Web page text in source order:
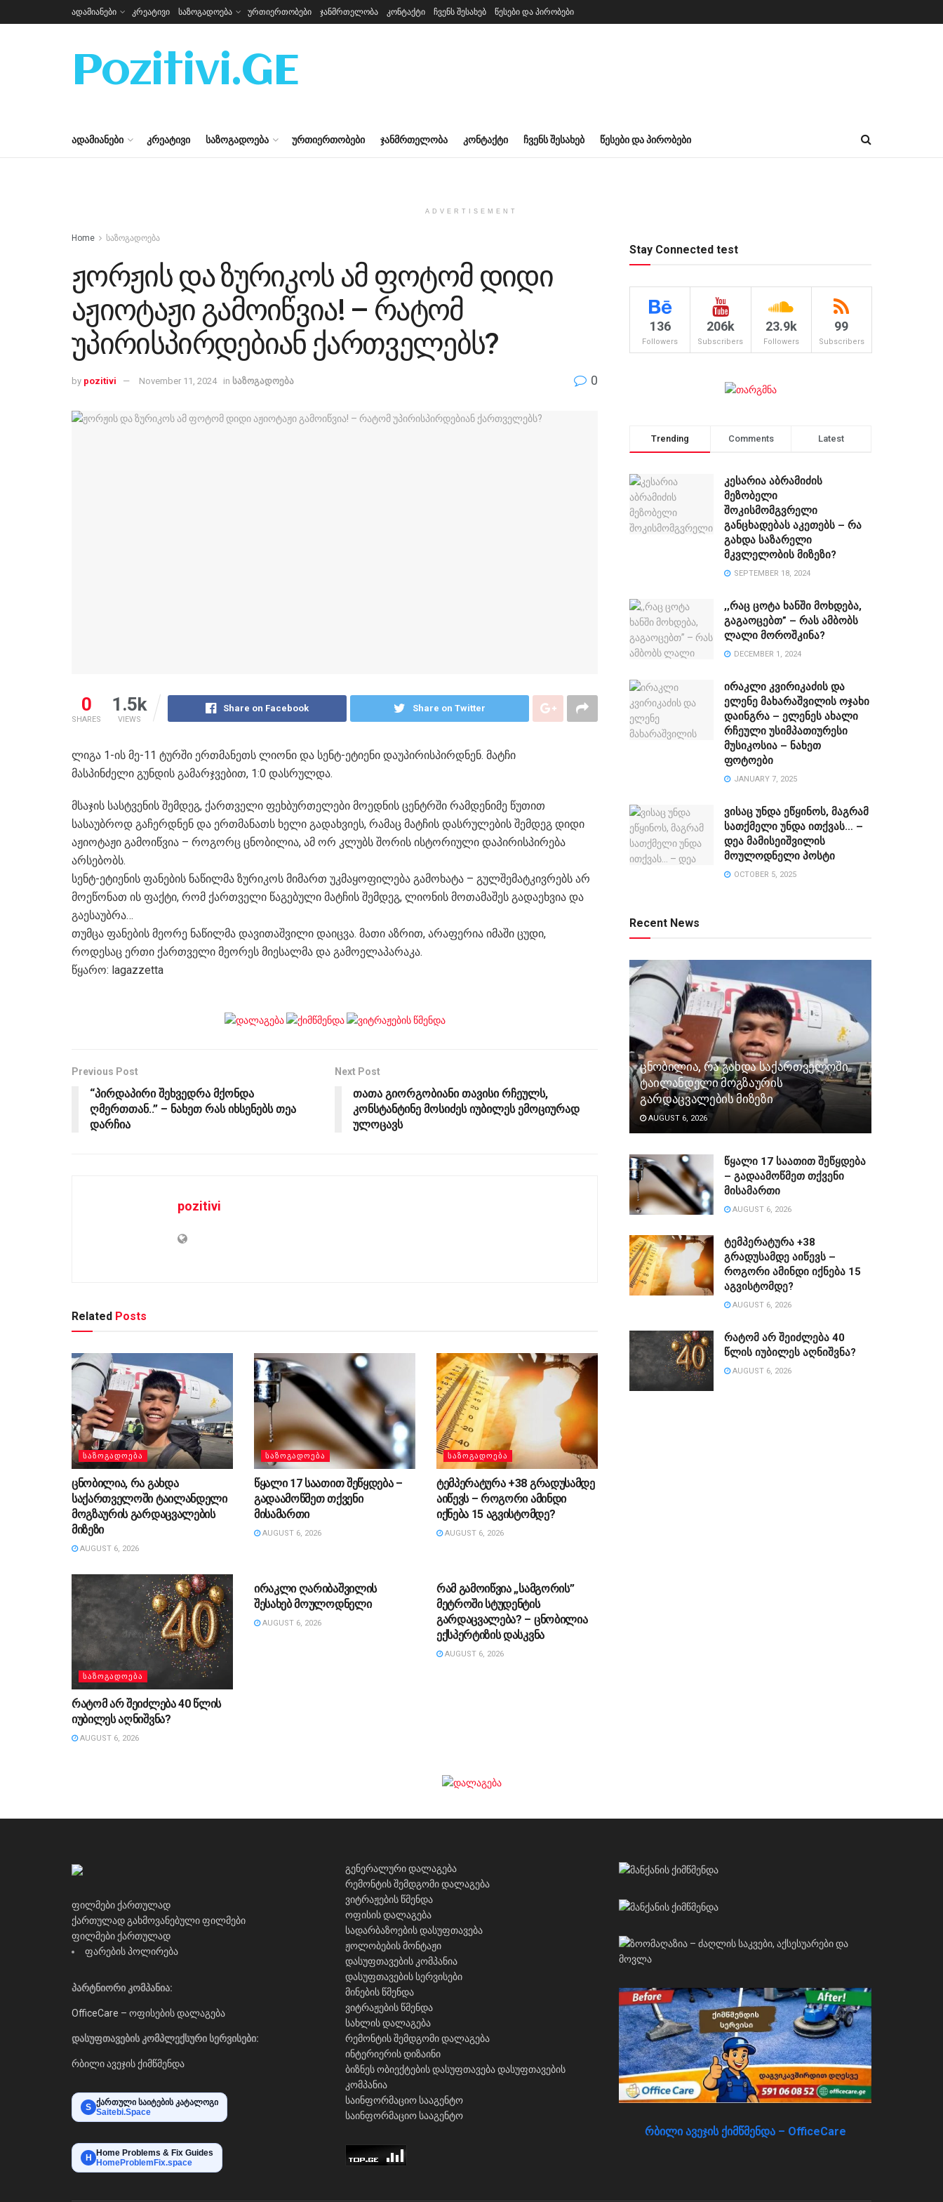
ადამიანები კრეატივი საზოგადოება ურთიერთობები ჯანმრთელობა კონტაქტი ჩვენს შესახებ წესები და პირობები
Pozitivi.GE
ᲐᲓᲐᲛᲘᲐᲜᲔᲑᲘ ᲙᲠᲔᲐᲢᲘᲕᲘ ᲡᲐᲖᲝᲒᲐᲓᲝᲔᲑᲐ ᲣᲠᲗᲘᲔᲠᲗᲝᲑᲔᲑᲘ ᲯᲐᲜᲛᲠᲗᲔᲚᲝᲑᲐ ᲙᲝᲜᲢᲐᲥᲢᲘ ᲩᲕᲔᲜᲡ ᲨᲔᲡᲐᲮᲔᲑ ᲬᲔᲡᲔᲑᲘ ᲓᲐ ᲞᲘᲠᲝᲑᲔᲑᲘ
ADVERTISEMENT
Home საზოგადოება
ჟორჟის და ზურიკოს ამ ფოტომ დიდი
აჟიოტაჟი გამოიწვია! – რატომ
უპირისპირდებიან ქართველებს?
by pozitivi November 11, 2024 in საზოგადოება 0
0
SHARES
1.5k
VIEWS
Share on Facebook Share on Twitter
ლიგა 1-ის მე-11 ტურში ერთმანეთს ლიონი და სენტ-ეტიენი დაუპირისპირდნენ. მატჩი
მასპინძელი გუნდის გამარჯვებით, 1:0 დასრულდა.
მსაჯის სასტვენის შემდეგ, ქართველი ფეხბურთელები მოედნის ცენტრში რამდენიმე წუთით
სასაუბროდ გაჩერდნენ და ერთმანათს ხელი გადახვიეს, რამაც მატჩის დასრულების შემდეგ დიდი
აჟიოტაჟი გამოიწვია – როგორც ცნობილია, ამ ორ კლუბს შორის ისტორიული დაპირისპირება
არსებობს.
სენტ-ეტიენის ფანების ნაწილმა ზურიკოს მიმართ უკმაყოფილება გამოხატა – გულშემატკივრებს არ
მოეწონათ ის ფაქტი, რომ ქართველი წაგებული მატჩის შემდეგ, ლიონის მოთამაშეს გადაეხვია და
გაესაუბრა…
თუმცა ფანების მეორე ნაწილმა დავითაშვილი დაიცვა. მათი აზრით, არაფერია იმაში ცუდი,
როდესაც ერთი ქართველი მეორეს მიესალმა და გამოელაპარაკა.
წყარო: lagazzetta
Previous Post
“პირდაპირი შეხვედრა მქონდა
ღმერთთან..” – ნახეთ რას იხსენებს თეა
დარჩია
Next Post
თათა გიორგობიანი თავისი რჩეულს,
კონსტანტინე მოსიძეს იუბილეს ემოციურად
ულოცავს
pozitivi
Related Posts
ᲡᲐᲖᲝᲒᲐᲓᲝᲔᲑᲐ
ცნობილია, რა გახდა
საქართველოში ტაილანდელი
მოგზაურის გარდაცვალების
მიზეზი
AUGUST 6, 2026
ᲡᲐᲖᲝᲒᲐᲓᲝᲔᲑᲐ
წყალი 17 საათით შეწყდება –
გადაამოწმეთ თქვენი
მისამართი
AUGUST 6, 2026
ᲡᲐᲖᲝᲒᲐᲓᲝᲔᲑᲐ
ტემპერატურა +38 გრადუსამდე
აიწევს – როგორი ამინდი
იქნება 15 აგვისტომდე?
AUGUST 6, 2026
ᲡᲐᲖᲝᲒᲐᲓᲝᲔᲑᲐ
რატომ არ შეიძლება 40 წლის
იუბილეს აღნიშვნა?
AUGUST 6, 2026
ირაკლი ღარიბაშვილის
შესახებ მოულოდნელი
AUGUST 6, 2026
რამ გამოიწვია „სამგორის”
მეტროში სტუდენტის
გარდაცვალება? – ცნობილია
ექსპერტიზის დასკვნა
AUGUST 6, 2026
Stay Connected test
136
Followers
206k
Subscribers
23.9k
Followers
99
Subscribers
Trending Comments Latest
კესარია აბრამიძის
მეზობელი
შოკისმომგვრელი
განცხადებას აკეთებს – რა
გახდა საზარელი
მკვლელობის მიზეზი?
SEPTEMBER 18, 2024
,,რაც ცოტა ხანში მოხდება,
გაგაოცებთ” – რას ამბობს
ლალი მოროშკინა?
DECEMBER 1, 2024
ირაკლი კვირიკაძის და
ელენე მახარაშვილის ოჯახი
დაინგრა – ელენეს ახალი
რჩეული უსიმპათიურესი
მუსიკოსია – ნახეთ
ფოტოები
JANUARY 7, 2025
ვისაც უნდა ეწყინოს, მაგრამ
სათქმელი უნდა ითქვას… –
დეა მამისეიშვილის
მოულოდნელი პოსტი
OCTOBER 5, 2025
Recent News
ცნობილია, რა გახდა საქართველოში
ტაილანდელი მოგზაურის
გარდაცვალების მიზეზი
AUGUST 6, 2026
წყალი 17 საათით შეწყდება
– გადაამოწმეთ თქვენი
მისამართი
AUGUST 6, 2026
ტემპერატურა +38
გრადუსამდე აიწევს –
როგორი ამინდი იქნება 15
აგვისტომდე?
AUGUST 6, 2026
რატომ არ შეიძლება 40
წლის იუბილეს აღნიშვნა?
AUGUST 6, 2026
ფილმები ქართულად
ქართულად გახმოვანებული ფილმები
ფილმები ქართულად
ფარების პოლირება
პარტნიორი კომპანია:
OfficeCare – ოფისების დალაგება
დასუფთავების კომპლექსური სერვისები:
რბილი ავეჯის ქიმწმენდა
S ქართული საიტების კატალოგი
Saitebi.Space
H
Home Problems & Fix Guides
HomeProblemFix.space
გენერალური დალაგება
რემონტის შემდგომი დალაგება
ვიტრაჟების წმენდა
ოფისის დალაგება
სადარბაზოების დასუფთავება
ჟოლობების მონტაჟი
დასუფთავების კომპანია
დასუფთავების სერვისები
მინების წმენდა
ვიტრაჟების წმენდა
სახლის დალაგება
რემონტის შემდგომი დალაგება
ინტერიერის დიზაინი
ბიზნეს ობიექტების დასუფთავებადასუფთავების
კომპანია
საინფორმაციო სააგენტო
საინფორმაციო სააგენტო
რბილი ავეჯის ქიმწმენდა – OfficeCare